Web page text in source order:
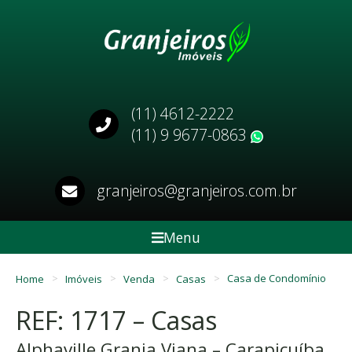
(11) 4612-2222
(11) 9 9677-0863
granjeiros@granjeiros.com.br
Menu
Home Imóveis Venda Casas Casa de Condomínio
REF: 1717 – Casas